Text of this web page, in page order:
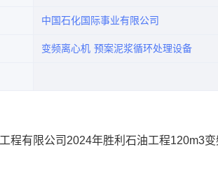
中国石化国际事业有限公司
变频离心机 预案泥浆循环处理设备
程有限公司2024年胜利石油工程120m3